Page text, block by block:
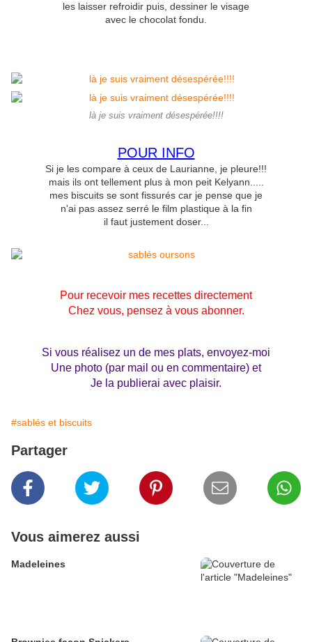
les laisser refroidir puis, dessiner le visage
avec le chocolat fondu.
là je suis vraiment désespérée!!!!
POUR INFO
Si je les compare à ceux de Laurianne, je pleure!!!
mais ils ont tellement plus à mon peit Kelyann.....
mes biscuits se sont fissurés car je pense que je
n'ai pas assez serré le film plastique à la fin
il faut justement doser...
Pour recevoir mes recettes directement
Chez vous, pensez à vous abonner.
Si vous réalisez un de mes plats, envoyez-moi
Une photo (par mail ou en commentaire) et
Je la publierai avec plaisir.
#sablés et biscuits
Partager
Vous aimerez aussi
Madeleines